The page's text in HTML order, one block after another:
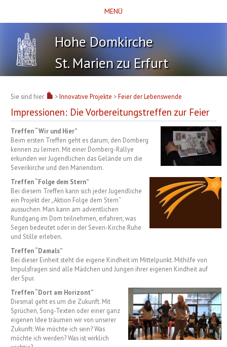
MENÜ
Hohe Domkirche
St. Marien zu Erfurt
Sie sind hier >Innovative Projekte >Feier der Lebenswende
Impressionen: Die Vorbereitungstreffen zur Feier
Treffen “Wir und Hier”
Beim ersten Treffen geht es darum, den Domberg
kennen zu lernen. Mit einer Domberg-Rallye
erkunden wir Jugendlichen das Gelände um die
Severikirche und den Mariendom.
Treffen “Folge dem Stern”
Bei diesem Treffen kann sich jeder Jugendliche
ein Projekt der „Aktion Folge dem Stern“
aussuchen. Man kann am adventlichen
Rundgang im Dom teilnehmen, erfahren, was
Segen bedeutet oder in der Severi-Kirche Ruhe
und Stille erleben.
Treffen “Damals”
Bei dieser Einheit steht die eigene Kindheit im Mittelpunkt. Mithilfe von
Impulsfragen sind alle Mädchen und Jungen ihrer eigenen Kindheit auf
der Spur.
Treffen “Dort am Horizont”
Diesmal geht es um die Zukunft. Mit
Sprüchen, Song-Texten oder einer ganz
eigenen Idee träumen wir von unserer
Zukunft: Wie möchte ich sein? Was
möchte ich werden? Was ist wirklich